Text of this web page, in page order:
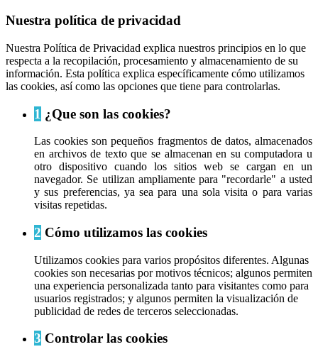
Nuestra política de privacidad
Nuestra Política de Privacidad explica nuestros principios en lo que
respecta a la recopilación, procesamiento y almacenamiento de su
información. Esta política explica específicamente cómo utilizamos
las cookies, así como las opciones que tiene para controlarlas.
1 ¿Que son las cookies?
Las cookies son pequeños fragmentos de datos, almacenados
en archivos de texto que se almacenan en su computadora u
otro dispositivo cuando los sitios web se cargan en un
navegador. Se utilizan ampliamente para "recordarle" a usted
y sus preferencias, ya sea para una sola visita o para varias
visitas repetidas.
2 Cómo utilizamos las cookies
Utilizamos cookies para varios propósitos diferentes. Algunas
cookies son necesarias por motivos técnicos; algunos permiten
una experiencia personalizada tanto para visitantes como para
usuarios registrados; y algunos permiten la visualización de
publicidad de redes de terceros seleccionadas.
3 Controlar las cookies